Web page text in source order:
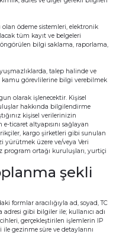
ödeme sistemleri, elektronik
tüm kayıt ve belgeleri
bilgi saklama, raporlama,
talep halinde ve
kamu görevlilerine bilgi verebilmek
olarak işlenecektir. Kişisel
hakkında bilgilendirme
kişisel verilerinizin
ticaret altyapısını sağlayan
kargo şirketleri gibi sunulan
üzere ve/veya Veri
program ortağı kuruluşları, yurtiçi
şekli
formlar aracılığıyla ad, soyad, TC
adresi gibi bilgiler ile; kullanıcı adı
gerçekleştirilen işlemlerin IP
ile gezinme süre ve detaylarını